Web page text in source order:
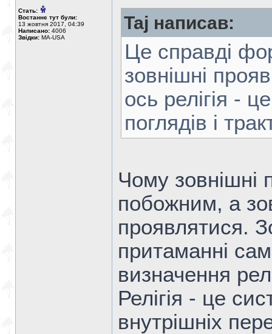
Стать:
Востаннє тут були:
13 жовтня 2017, 04:39
Написано: 4006
Звідки: MA-USA
Taj написав:
Це справдi
зовнiшнi
ось релiгiя -
поглядiв i
Чому зовнішні
побожним, а
проявлятися.
притаманні
визначення
Релігія - це
внутрішніх